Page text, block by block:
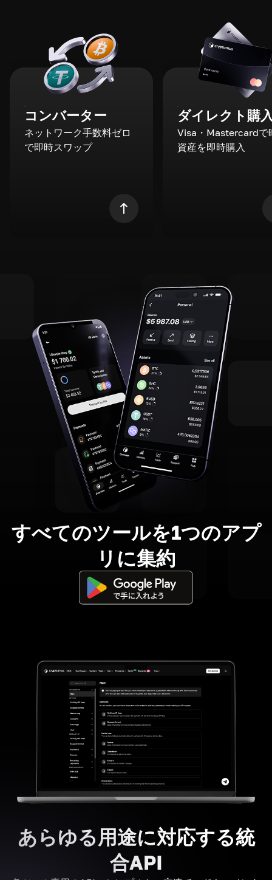
コンバーター
ネットワーク手数料ゼロ
で即時スワップ
ダイレクト購
Visa・Mastercardで
資産を即時購入
すべてのツールを1つのアプ
リに集約
あらゆる用途に対応する統
合API